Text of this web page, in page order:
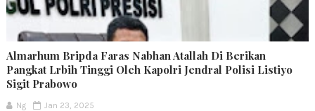
Almarhum Bripda Faras Nabhan Atallah Di Berikan
Pangkat Lrbih Tinggi Oleh Kapolri Jendral Polisi Listiyo
Sigit Prabowo
Ng Jan 23, 2025